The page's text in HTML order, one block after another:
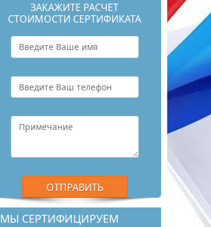
ЗАКАЖИТЕ РАСЧЕТ
СТОИМОСТИ СЕРТИФИКАТА
МЫ СЕРТИФИЦИРУЕМ